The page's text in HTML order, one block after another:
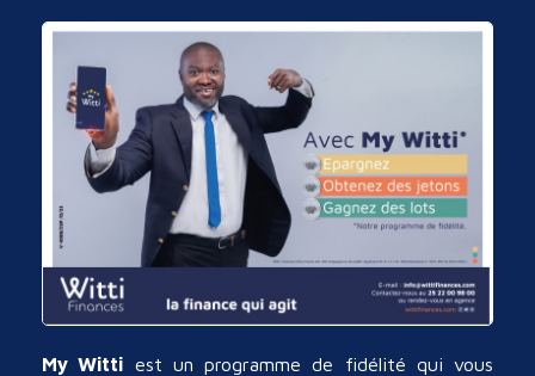
My Witti est un programme de fidélité qui vous